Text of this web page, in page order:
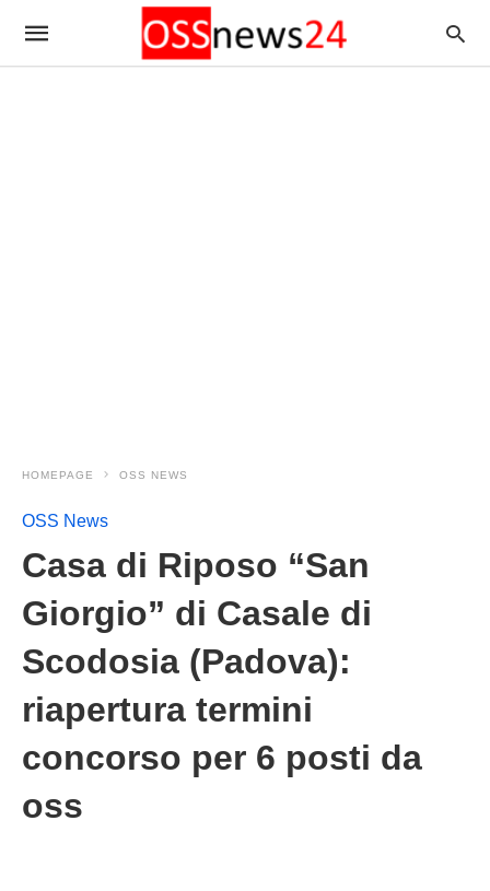
HOMEPAGE OSS NEWS
OSS News
Casa di Riposo “San
Giorgio” di Casale di
Scodosia (Padova):
riapertura termini
concorso per 6 posti da
oss